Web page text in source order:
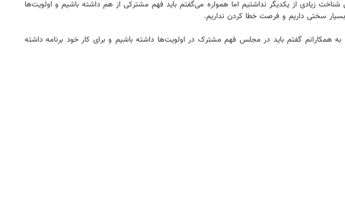
زیادی از یکدیگر نداشتیم اما همواره می‌گفتم باید فهم مشترکی از هم داشته باشیم و اولویت‌ها
سختی داریم و فرصت خطا کردن نداریم.
همکارانم گفتم باید در مجلس فهم مشترک در اولویت‌ها داشته باشیم و برای کار خود برنامه داشته